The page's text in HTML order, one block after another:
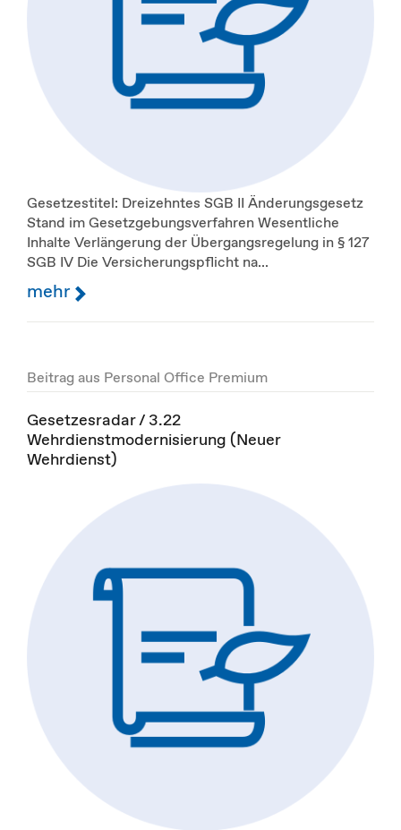
Gesetzestitel: Dreizehntes SGB II Änderungsgesetz
Stand im Gesetzgebungsverfahren Wesentliche
Inhalte Verlängerung der Übergangsregelung in § 127
SGB IV Die Versicherungspflicht na...
mehr
Beitrag aus Personal Office Premium
Gesetzesradar / 3.22
Wehrdienstmodernisierung (Neuer
Wehrdienst)